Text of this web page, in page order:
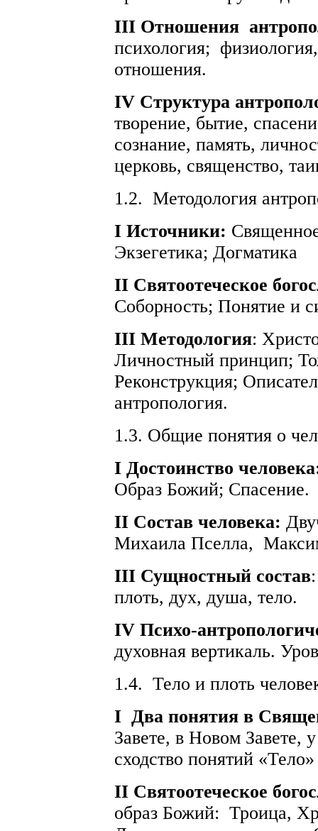
III Отношения
психология;
отношения.
IV Структура
творение, бытие,
сознание, память,
церковь, священство,
1.2. Методология
I Источники:
Экзегетика; Догматика
II Святоотеческое
Соборность; Понятие и
III Методология:
Личностный принцип;
Реконструкция;
антропология.
1.3. Общие понятия о
I Достоинство
Образ Божий; Спасение.
II Состав человека:
Михаила Пселла,
III Сущностный состав:
плоть, дух, душа, тело.
IV Психо-
духовная вертикаль.
1.4. Тело и плоть
I Два понятия в
Завете, в Новом Завете,
сходство понятий
II Святоотеческое
образ Божий: Троица,